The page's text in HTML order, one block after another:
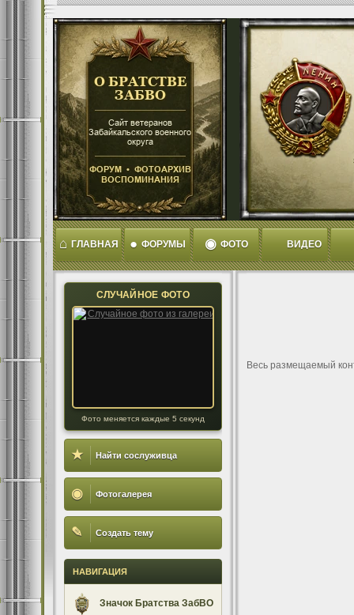
⌂ ГЛАВНАЯ ● ФОРУМЫ ◉ ФОТО ВИДЕО
СЛУЧАЙНОЕ ФОТО
Фото меняется каждые 5 секунд
★ Найти сослуживца
◉ Фотогалерея
✎ Создать тему
НАВИГАЦИЯ
Значок Братства ЗабВО
Весь размещаемый